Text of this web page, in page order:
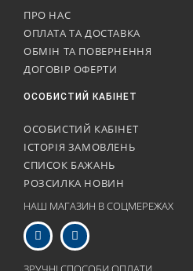
ПРО НАС
ОПЛАТА ТА ДОСТАВКА
ОБМІН ТА ПОВЕРНЕННЯ
ДОГОВІР ОФЕРТИ
ОСОБИСТИЙ КАБІНЕТ
ОСОБИСТИЙ КАБІНЕТ
ІСТОРІЯ ЗАМОВЛЕНЬ
СПИСОК БАЖАНЬ
РОЗСИЛКА НОВИН
НАШ МАГАЗИН В СОЦМЕРЕЖАХ